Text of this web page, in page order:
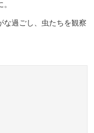
な過ごし、虫たちを観察